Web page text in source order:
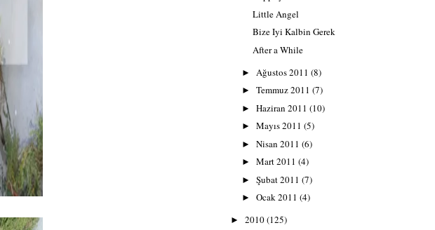
Little Angel
Bize Iyi Kalbin Gerek
After a While
► Ağustos 2011 (8)
► Temmuz 2011 (7)
► Haziran 2011 (10)
► Mayıs 2011 (5)
► Nisan 2011 (6)
► Mart 2011 (4)
► Şubat 2011 (7)
► Ocak 2011 (4)
► 2010(125)